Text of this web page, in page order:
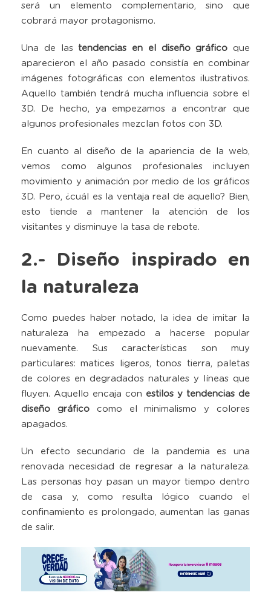
será un elemento complementario, sino que
cobrará mayor protagonismo.
Una de lastendencias en el diseño gráfico que
aparecieron el año pasado consistía en combinar
imágenes fotográficas con elementos ilustrativos.
Aquello también tendrá mucha influencia sobre el
3D. De hecho, ya empezamos a encontrar que
algunos profesionales mezclan fotos con 3D.
En cuanto al diseño de la apariencia de la web,
vemos como algunos profesionales incluyen
movimiento y animación por medio de los gráficos
3D. Pero, ¿cuál es la ventaja real de aquello? Bien,
esto tiende a mantener la atención de los
visitantes y disminuye la tasa de rebote.
2.- Diseño inspirado en
la naturaleza
Como puedes haber notado, la idea de imitar la
naturaleza ha empezado a hacerse popular
nuevamente. Sus características son muy
particulares: matices ligeros, tonos tierra, paletas
de colores en degradados naturales y líneas que
fluyen. Aquello encaja con estilos y tendencias de
diseño gráficocomo el minimalismo y colores
apagados.
Un efecto secundario de la pandemia es una
renovada necesidad de regresar a la naturaleza.
Las personas hoy pasan un mayor tiempo dentro
de casa y, como resulta lógico cuando el
confinamiento es prolongado, aumentan las ganas
de salir.